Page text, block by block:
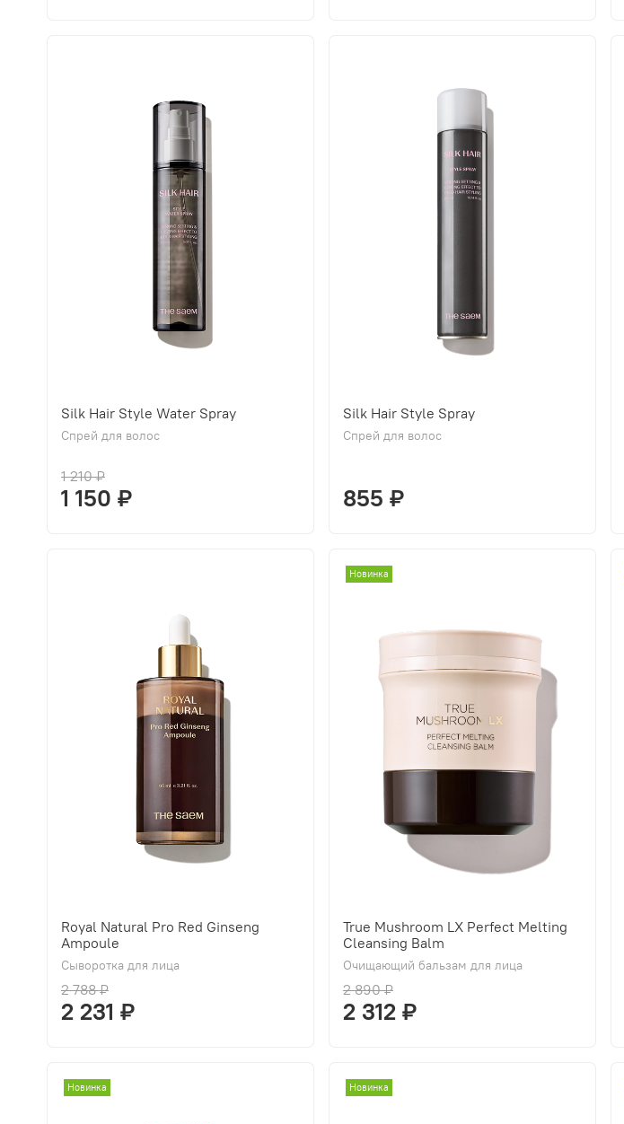
Silk Hair Style Water Spray
Спрей для волос
1 210 ₽
1 150 ₽
Silk Hair Style Spray
Спрей для волос
855 ₽
Royal Natural Pro Red Ginseng
Ampoule
Сыворотка для лица
2 788 ₽
2 231 ₽
Новинка
True Mushroom LX Perfect Melting
Cleansing Balm
Очищающий бальзам для лица
2 890 ₽
2 312 ₽
Новинка Новинка